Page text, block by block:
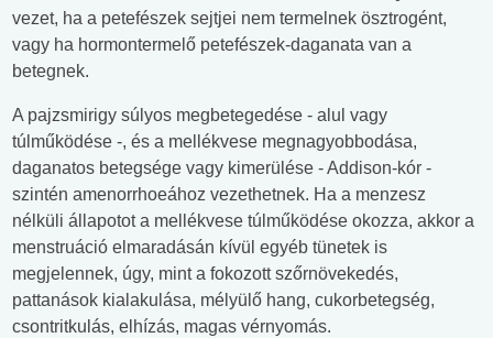
vezet, ha a petefészek sejtjei nem termelnek ösztrogént,
vagy ha hormontermelő petefészek-daganata van a
betegnek.
A pajzsmirigy súlyos megbetegedése - alul vagy
túlműködése -, és a mellékvese megnagyobbodása,
daganatos betegsége vagy kimerülése - Addison-kór -
szintén amenorrhoeához vezethetnek. Ha a menzesz
nélküli állapotot a mellékvese túlműködése okozza, akkor a
menstruáció elmaradásán kívül egyéb tünetek is
megjelennek, úgy, mint a fokozott szőrnövekedés,
pattanások kialakulása, mélyülő hang, cukorbetegség,
csontritkulás, elhízás, magas vérnyomás.